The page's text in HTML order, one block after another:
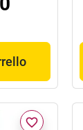
favorite_border